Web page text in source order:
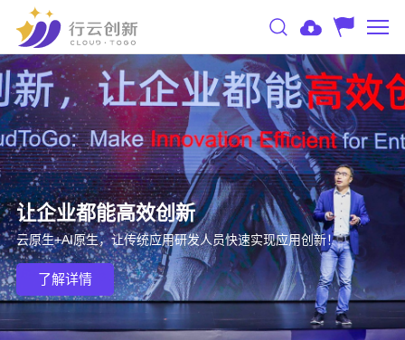
让企业都能高效创新
云原生+AI原生，让传统应用研发人员快速实现应用创新！
了解详情